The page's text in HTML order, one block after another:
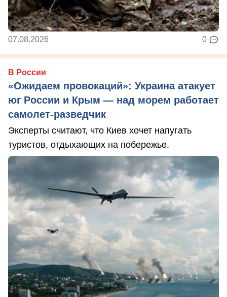
07.08.2026 0
В России
«Ожидаем провокаций»: Украина атакует
юг России и Крым — над морем работает
самолет-разведчик
Эксперты считают, что Киев хочет напугать
туристов, отдыхающих на побережье.